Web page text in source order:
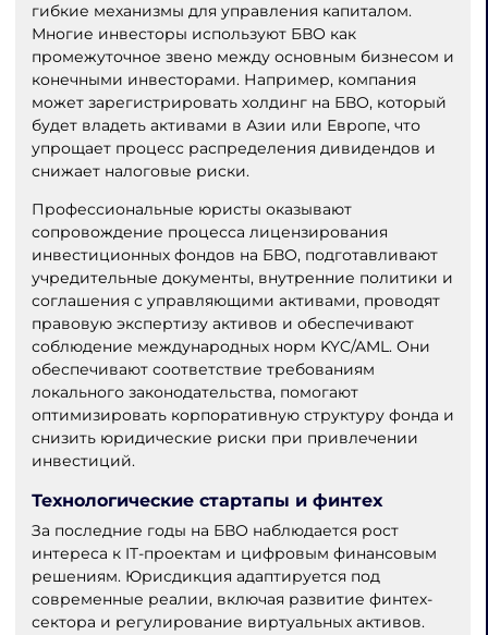
гибкие механизмы для управления капиталом.
Многие инвесторы используют БВО как
промежуточное звено между основным бизнесом и
конечными инвесторами. Например, компания
может зарегистрировать холдинг на БВО, который
будет владеть активами в Азии или Европе, что
упрощает процесс распределения дивидендов и
снижает налоговые риски.
Профессиональные юристы оказывают
сопровождение процесса лицензирования
инвестиционных фондов на БВО, подготавливают
учредительные документы, внутренние политики и
соглашения с управляющими активами, проводят
правовую экспертизу активов и обеспечивают
соблюдение международных норм KYC/AML. Они
обеспечивают соответствие требованиям
локального законодательства, помогают
оптимизировать корпоративную структуру фонда и
снизить юридические риски при привлечении
инвестиций.
Технологические стартапы и финтех
За последние годы на БВО наблюдается рост
интереса к IT-проектам и цифровым финансовым
решениям. Юрисдикция адаптируется под
современные реалии, включая развитие финтех-
сектора и регулирование виртуальных активов.